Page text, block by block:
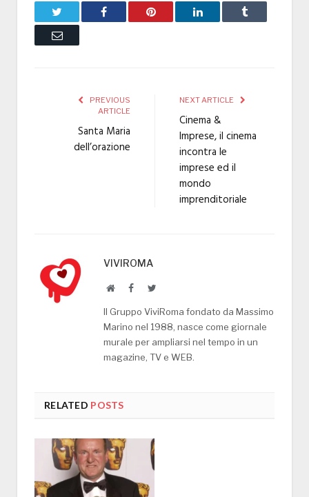
Facebook Pinterest LinkedIn Tumblr
Email
PREVIOUS
ARTICLE
Santa Maria
dell’orazione
NEXT ARTICLE
Cinema &
Imprese, il cinema
incontra le
imprese ed il
mondo
imprenditoriale
VIVIROMA
WebsiteFacebookTwitter
Il Gruppo ViviRoma fondato da Massimo
Marino nel 1988, nasce come giornale
murale per ampliarsi nel tempo in un
magazine, TV e WEB.
RELATED POSTS